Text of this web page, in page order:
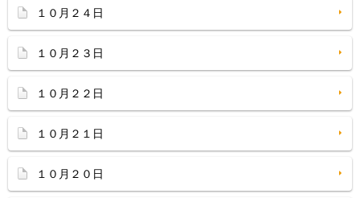
１０月２４日
１０月２３日
１０月２２日
１０月２１日
１０月２０日